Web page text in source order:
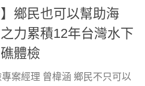
】鄉民也可以幫助海
力累積12年台灣水下
體檢
案經理 曾椲涵 鄉民不只可以